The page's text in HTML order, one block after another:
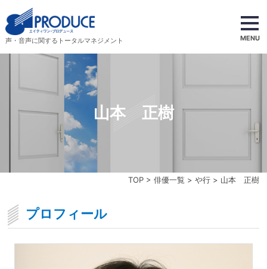
声・音声に関するトータルマネジメント MENU
TOP> 俳優一覧 > や行> 山本 正樹
山本 正樹
プロフィール